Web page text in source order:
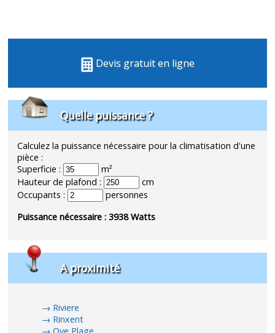
Devis gratuit en ligne
Quelle puissance ?
Calculez la puissance nécessaire pour la climatisation d'une
pièce :
Superficie :
m²
Hauteur de plafond :
cm
Occupants :
personnes
Puissance nécessaire :3938Watts
A proximité
Riviere
Rinxent
Oye Plage